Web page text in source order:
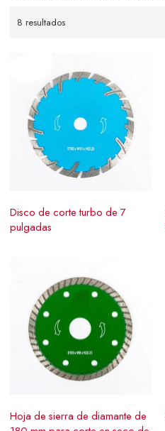
8 resultados
Disco de corte turbo de 7
pulgadas
Hoja de sierra de diamante de